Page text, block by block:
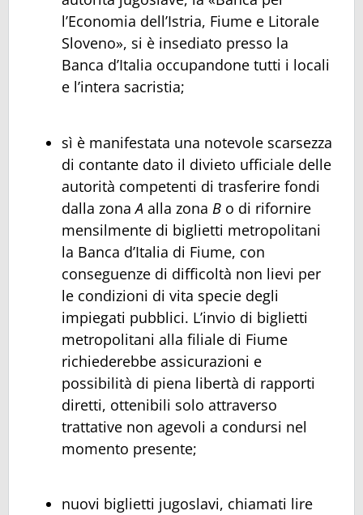
l’Economia dell’Istria, Fiume e Litorale
Sloveno», si è insediato presso la
Banca d’Italia occupandone tutti i locali
e l’intera sacristia;
sì è manifestata una notevole scarsezza
di contante dato il divieto ufficiale delle
autorità competenti di trasferire fondi
dalla zonaA alla zona B o di rifornire
mensilmente di biglietti metropolitani
la Banca d’Italia di Fiume, con
conseguenze di difficoltà non lievi per
le condizioni di vita specie degli
impiegati pubblici. L’invio di biglietti
metropolitani alla filiale di Fiume
richiederebbe assicurazioni e
possibilità di piena libertà di rapporti
diretti, ottenibili solo attraverso
trattative non agevoli a condursi nel
momento presente;
nuovi biglietti jugoslavi, chiamati lire